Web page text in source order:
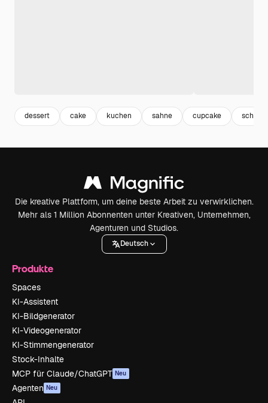
dessert cake kuchen sahne cupcake
Die kreative Plattform, um deine beste Arbeit zu verwirklichen.
Mehr als 1 Million Abonnenten unter Kreativen, Unternehmen,
Agenturen und Studios.
Deutsch
Produkte
Spaces
KI-Assistent
KI-Bildgenerator
KI-Videogenerator
KI-Stimmengenerator
Stock-Inhalte
MCP für Claude/ChatGPT Neu
Agenten Neu